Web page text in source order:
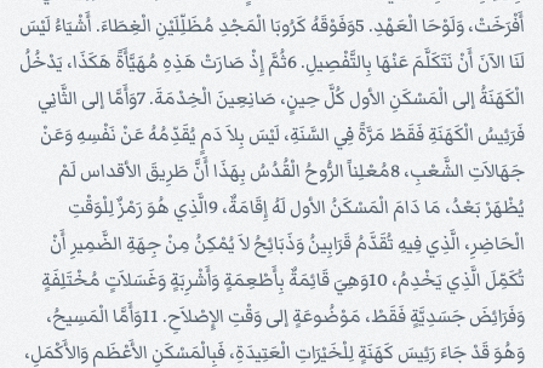
أَفْرَخَتْ، وَلَوْحَا الْعَهْدِ. 5وَفَوْقَهُ كَرُوبَا الْمَجْدِ مُظَلِّلَيْنِ الْغِطَاءَ. أَشْيَاءُ لَيْسَ
لَنَا الآنَ أَنْ نَتَكَلَّمَ عَنْهَا بِالتَّفْصِيلِ. 6ثُمَّ إِذْ صَارَتْ هَذِهِ مُهَيَّأَةً هَكَذَا، يَدْخُلُ
الْكَهَنَةُ إلى الْمَسْكَنِ الأول كُلَّ حِينٍ، صَانِعِينَ الْخِدْمَةَ. 7وَأَمَّا إلى الثَّانِي
فَرَئِيسُ الْكَهَنَةِ فَقَطْ مَرَّةً فِي السَّنَةِ، لَيْسَ بِلاَ دَمٍ يُقَدِّمُهُ عَنْ نَفْسِهِ وَعَنْ
جَهَالاَتِ الشَّعْبِ، 8مُعْلِناً الرُّوحُ الْقُدُسُ بِهَذَا أَنَّ طَرِيقَ الأقداس لَمْ
يُظْهَرْ بَعْدُ، مَا دَامَ الْمَسْكَنُ الأول لَهُ إِقَامَةٌ، 9الَّذِي هُوَ رَمْزٌ لِلْوَقْتِ
الْحَاضِرِ، الَّذِي فِيهِ تُقَدَّمُ قَرَابِينُ وَذَبَائِحُ لاَ يُمْكِنُ مِنْ جِهَةِ الضَّمِيرِ أَنْ
تُكَمِّلَ الَّذِي يَخْدِمُ، 10وَهِيَ قَائِمَةٌ بِأَطْعِمَةٍ وَأَشْرِبَةٍ وَغَسَلاَتٍ مُخْتَلِفَةٍ
وَفَرَائِضَ جَسَدِيَّةٍ فَقَطْ، مَوْضُوعَةٍ إلى وَقْتِ الإِصْلاَحِ. 11وَأَمَّا الْمَسِيحُ،
وَهُوَ قَدْ جَاءَ رَئِيسَ كَهَنَةٍ لِلْخَيْرَاتِ الْعَتِيدَةِ، فَبِالْمَسْكَنِ الأَعْظَمِ وَالأَكْمَلِ،